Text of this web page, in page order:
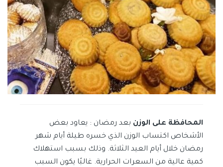
المحافظة على الوزن بعد رمضان : يعاود بعض
الأشخاص اكتساب الوزن الذي خسره طيلة أيام شهر
رمضان خلال أيام العيد الثلاثة. وذلك بسبب استهلاك
كمية عالية من السعرات الحرارية. غالبًا يكون السبب